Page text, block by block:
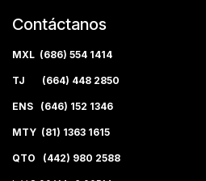
Contáctanos
MXL (686) 554 1414
TJ (664) 448 2850
ENS (646) 152 1346
MTY (81) 1363 1615
QTO (442) 980 2588